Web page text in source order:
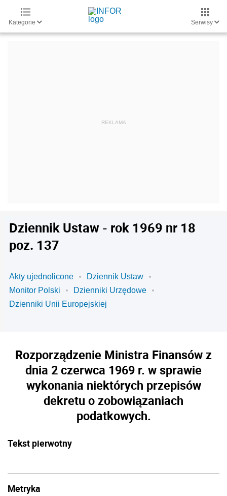
Kategorie Serwisy
Dziennik Ustaw - rok 1969 nr 18
poz. 137
Akty ujednolicone
Dziennik Ustaw
Monitor Polski
Dzienniki Urzędowe
Dzienniki Unii Europejskiej
Rozporządzenie Ministra Finansów z
dnia 2 czerwca 1969 r. w sprawie
wykonania niektórych przepisów
dekretu o zobowiązaniach
podatkowych.
Tekst pierwotny
Metryka